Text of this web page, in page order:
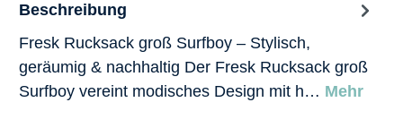
Beschreibung
Fresk Rucksack groß Surfboy – Stylisch,
geräumig & nachhaltig Der Fresk Rucksack groß
Surfboy vereint modisches Design mit h… Mehr